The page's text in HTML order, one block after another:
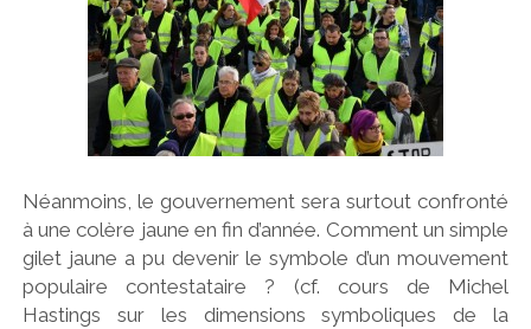
Néanmoins, le gouvernement sera surtout confronté
à une colère jaune en fin d’année. Comment un simple
gilet jaune a pu devenir le symbole d’un mouvement
populaire contestataire ? (cf. cours de Michel
Hastings sur les dimensions symboliques de la